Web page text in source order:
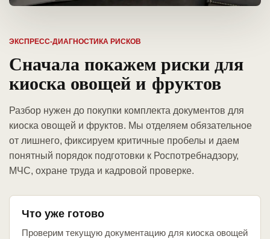
ЭКСПРЕСС-ДИАГНОСТИКА РИСКОВ
Сначала покажем риски для
киоска овощей и фруктов
Разбор нужен до покупки комплекта документов для
киоска овощей и фруктов. Мы отделяем обязательное
от лишнего, фиксируем критичные пробелы и даем
понятный порядок подготовки к Роспотребнадзору,
МЧС, охране труда и кадровой проверке.
Что уже готово
Проверим текущую документацию для киоска овощей